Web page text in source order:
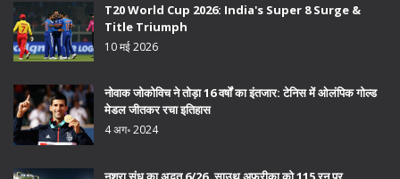
T20 World Cup 2026: India's Super 8 Surge &
Title Triumph
10 मई 2026
नोवाक जोकोविच ने तोड़ा 16 वर्षों का इंतजार: टेनिस में ओलंपिक गोल्ड
मेडल जीतकर रचा इतिहास
4 अग॰ 2024